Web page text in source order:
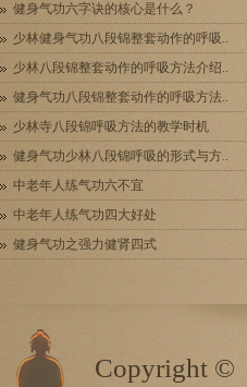
健身气功六字诀的核心是什么？
少林健身气功八段锦整套动作的呼吸..
少林八段锦整套动作的呼吸方法介绍..
健身气功八段锦整套动作的呼吸方法..
少林寺八段锦呼吸方法的教学时机
健身气功少林八段锦呼吸的形式与方..
中老年人练气功六不宜
中老年人练气功四大好处
健身气功之强力健肾四式
Copyright ©